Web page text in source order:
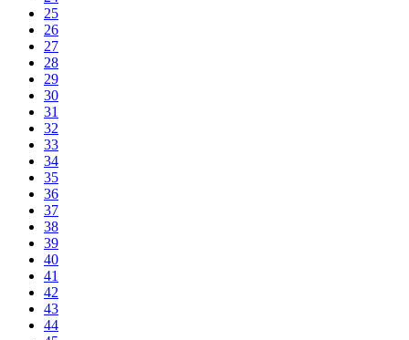
25
26
27
28
29
30
31
32
33
34
35
36
37
38
39
40
41
42
43
44